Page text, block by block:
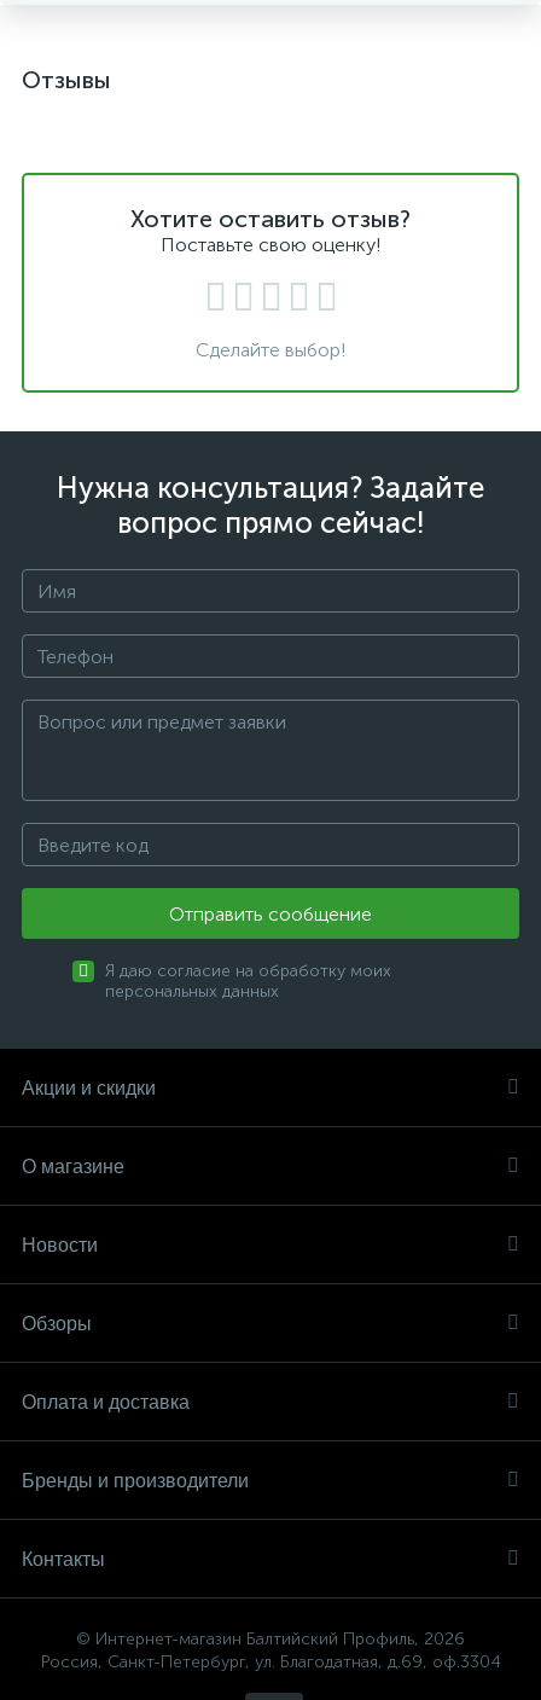
Отзывы
Хотите оставить отзыв?
Поставьте свою оценку!
Сделайте выбор!
Нужна консультация? Задайте
вопрос прямо сейчас!
Отправить сообщение
Я даю согласие на обработку моих
персональных данных
Акции и скидки
О магазине
Новости
Обзоры
Оплата и доставка
Бренды и производители
Контакты
© Интернет-магазин Балтийский Профиль, 2026
Россия, Санкт-Петербург, ул. Благодатная, д.69, оф.3304